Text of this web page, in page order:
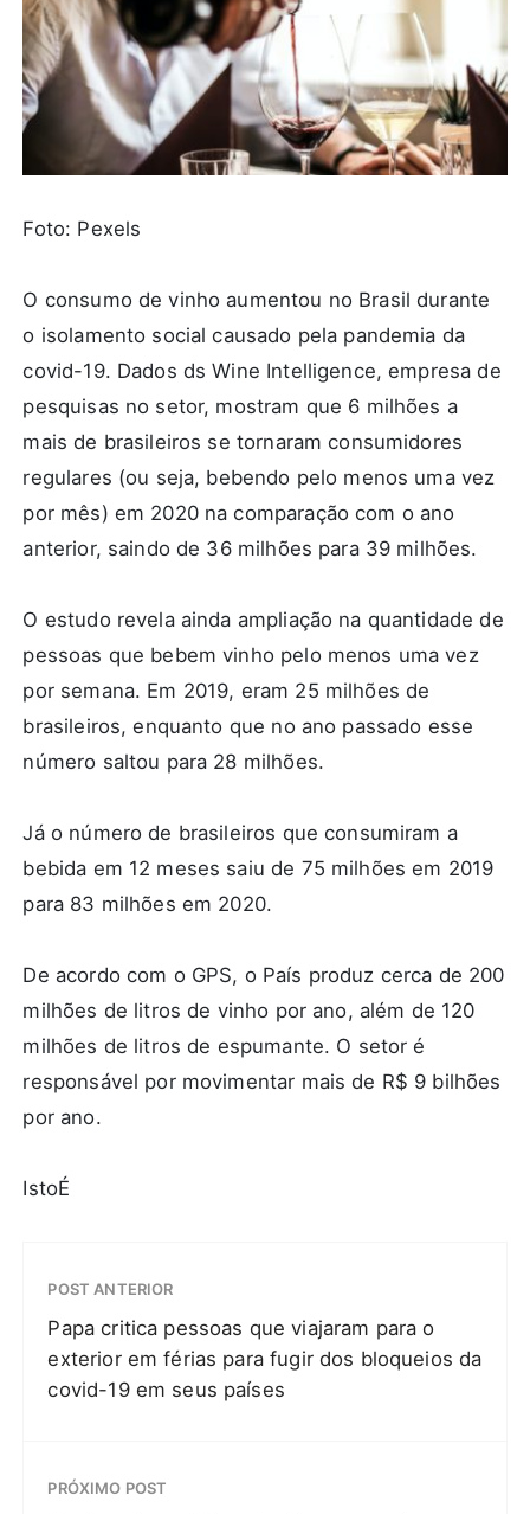
Foto: Pexels
O consumo de vinho aumentou no Brasil durante
o isolamento social causado pela pandemia da
covid-19. Dados ds Wine Intelligence, empresa de
pesquisas no setor, mostram que 6 milhões a
mais de brasileiros se tornaram consumidores
regulares (ou seja, bebendo pelo menos uma vez
por mês) em 2020 na comparação com o ano
anterior, saindo de 36 milhões para 39 milhões.
O estudo revela ainda ampliação na quantidade de
pessoas que bebem vinho pelo menos uma vez
por semana. Em 2019, eram 25 milhões de
brasileiros, enquanto que no ano passado esse
número saltou para 28 milhões.
Já o número de brasileiros que consumiram a
bebida em 12 meses saiu de 75 milhões em 2019
para 83 milhões em 2020.
De acordo com o GPS, o País produz cerca de 200
milhões de litros de vinho por ano, além de 120
milhões de litros de espumante. O setor é
responsável por movimentar mais de R$ 9 bilhões
por ano.
IstoÉ
POST ANTERIOR
Papa critica pessoas que viajaram para o
exterior em férias para fugir dos bloqueios da
covid-19 em seus países
PRÓXIMO POST